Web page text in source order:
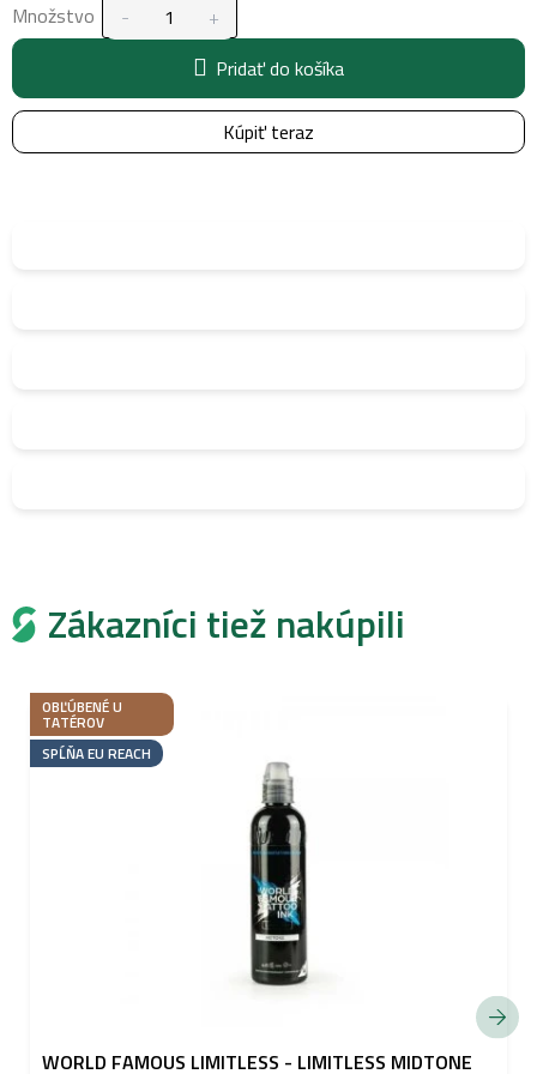
Množstvo
Pridať do košíka
Kúpiť teraz
Zákazníci tiež nakúpili
OBĽÚBENÉ U
TATÉROV
SPĹŇA EU REACH
WORLD FAMOUS LIMITLESS - LIMITLESS MIDTONE